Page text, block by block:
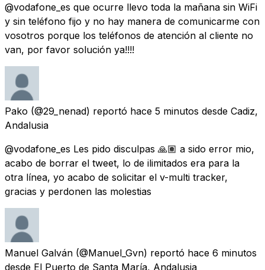
@vodafone_es que ocurre llevo toda la mañana sin WiFi
y sin teléfono fijo y no hay manera de comunicarme con
vosotros porque los teléfonos de atención al cliente no
van, por favor solución ya!!!!
Pako (@29_nenad) reportó hace 5 minutos desde Cadiz,
Andalusia
@vodafone_es Les pido disculpas 🙏🏽 a sido error mio,
acabo de borrar el tweet, lo de ilimitados era para la
otra línea, yo acabo de solicitar el v-multi tracker,
gracias y perdonen las molestias
Manuel Galván (@Manuel_Gvn) reportó hace 6 minutos
desde El Puerto de Santa María, Andalusia